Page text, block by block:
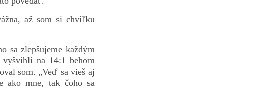
až som si chvíľku
sa zlepšujeme každým
na 14:1 behom
som. „Veď sa vieš aj
ako mne, tak čoho sa